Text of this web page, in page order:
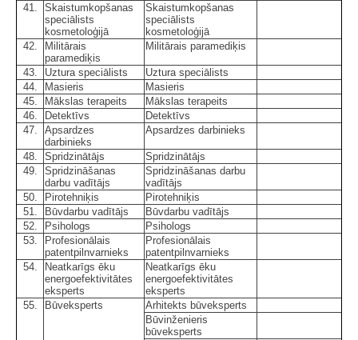
41.
Skaistumkopšanas
speciālists
kosmetoloģijā
Skaistumkopšanas
speciālists
kosmetoloģijā
42.
Militārais
paramediķis
Militārais paramediķis
43. Uztura speciālists
Uztura speciālists
44.
Masieris
Masieris
45.
Mākslas terapeits
Mākslas terapeits
46.
Detektīvs
Detektīvs
47.
Apsardzes
darbinieks
Apsardzes darbinieks
48. Spridzinātājs
Spridzinātājs
49.
Spridzināšanas
darbu vadītājs
Spridzināšanas darbu
vadītājs
50.
Pirotehniķis
Pirotehniķis
51.
Būvdarbu vadītājs
Būvdarbu vadītājs
52.
Psihologs
Psihologs
53.
Profesionālais
patentpilnvarnieks
Profesionālais
patentpilnvarnieks
54.
Neatkarīgs ēku
energoefektivitātes
eksperts
Neatkarīgs ēku
energoefektivitātes
eksperts
55.
Būveksperts
Arhitekts būveksperts
Būvinženieris
būveksperts